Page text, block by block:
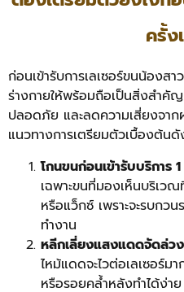
ครั้ง
ก่อนเข้ารับการเลเซอร์ขนน้องส
ร่างกายให้พร้อมถือเป็นสิ่งสำคั
ปลอดภัย และลดความเสี่ยงจาก
แนวทางการเตรียมตัวเบื้องต้น
โกนขนก่อนเข้ารับบริการ
เฉพาะขนที่มองเห็นบริเว
หรือแว็กซ์ เพราะจะรบกวน
ทำงาน
หลีกเลี่ยงแสงแดดจัดล่ว
ไหม้แดดจะไวต่อเลเซอร์ม
หรือรอยคล้ำหลังทำได้ง่าย